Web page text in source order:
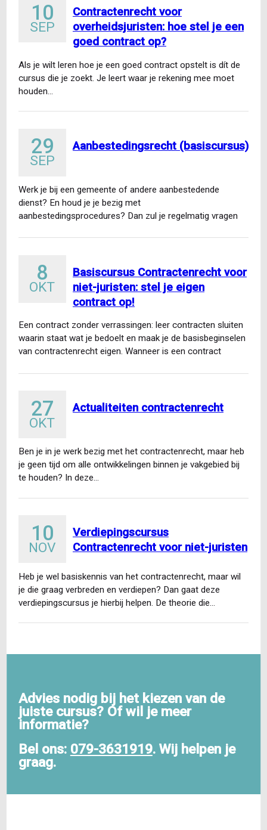
10
SEP
Contractenrecht voor
overheidsjuristen: hoe stel je een
goed contract op?
Als je wilt leren hoe je een goed contract opstelt is dít de
cursus die je zoekt. Je leert waar je rekening mee moet
houden…
29
SEP
Aanbestedingsrecht (basiscursus)
Werk je bij een gemeente of andere aanbestedende
dienst? En houd je je bezig met
aanbestedingsprocedures? Dan zul je regelmatig vragen
8
OKT
Basiscursus Contractenrecht voor
niet-juristen: stel je eigen
contract op!
Een contract zonder verrassingen: leer contracten sluiten
waarin staat wat je bedoelt en maak je de basisbeginselen
van contractenrecht eigen. Wanneer is een contract
27
OKT
Actualiteiten contractenrecht
Ben je in je werk bezig met het contractenrecht, maar heb
je geen tijd om alle ontwikkelingen binnen je vakgebied bij
te houden? In deze…
10
NOV
Verdiepingscursus
Contractenrecht voor niet-juristen
Heb je wel basiskennis van het contractenrecht, maar wil
je die graag verbreden en verdiepen? Dan gaat deze
verdiepingscursus je hierbij helpen. De theorie die…
Advies nodig bij het kiezen van de
juiste cursus? Of wil je meer
informatie?
Bel ons: 079-3631919. Wij helpen je
graag.